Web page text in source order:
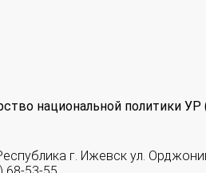
национальной политики
г. Ижевск ул.